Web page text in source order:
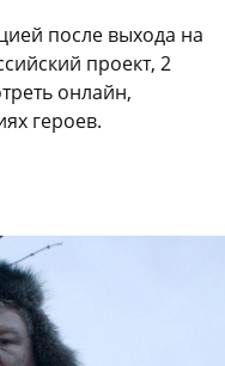
после выхода на
проект, 2
онлайн,
героев.